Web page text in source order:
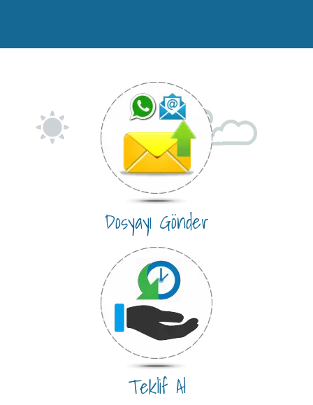
Dosyayı Gönder
Teklif Al